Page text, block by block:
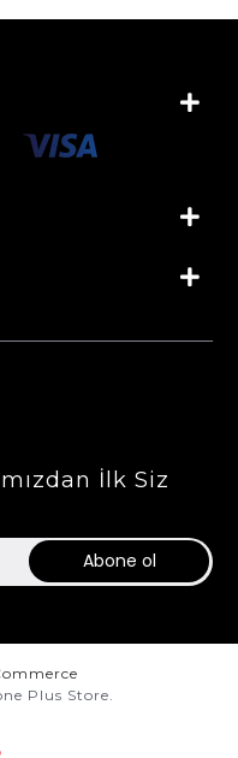
İlk Siz
Abone ol
Plus Store.